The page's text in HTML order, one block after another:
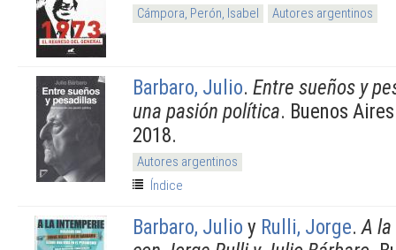
Cámpora, Perón, Isabel Autores argentinos
Barbaro, Julio. Entre sueños y
una pasión política. Buenos
2018.
Autores argentinos
Índice
Barbaro, Julio y Rulli, Jorge. A